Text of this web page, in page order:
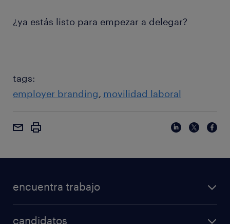
¿ya estás listo para empezar a delegar?
tags:
employer branding movilidad laboral
encuentra trabajo
candidatos